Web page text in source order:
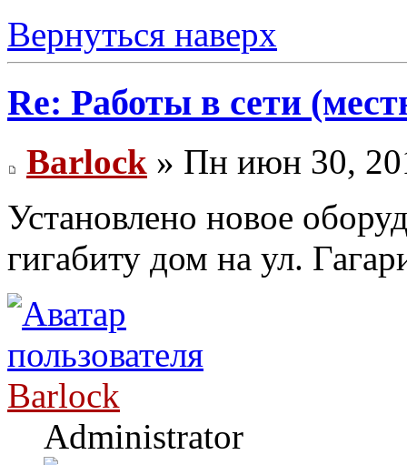
Вернуться наверх
Re: Работы в сети
Barlock » Пн июн 30,
Установлено новое
гигабиту дом на ул.
Barlock
Administrator